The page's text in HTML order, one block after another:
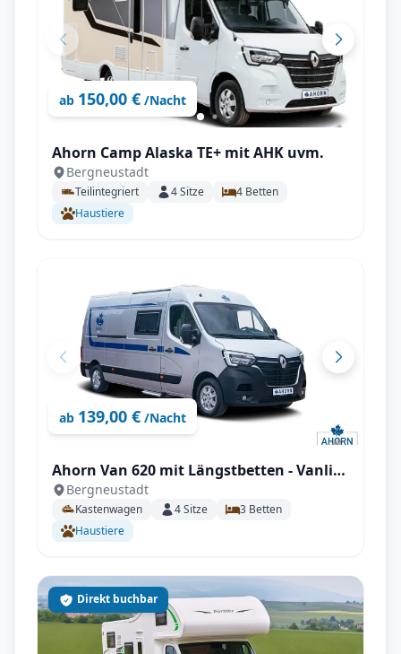
ab 150,00 € /Nacht
Ahorn Camp Alaska TE+ mit AHK uvm.
Bergneustadt
Teilintegriert 4Sitze 4 Betten
Haustiere
ab 139,00 € /Nacht
Ahorn Van 620 mit Längstbetten - Vanlife
mit Komfort
Bergneustadt
Kastenwagen 4Sitze 3 Betten
Haustiere
Direkt buchbar